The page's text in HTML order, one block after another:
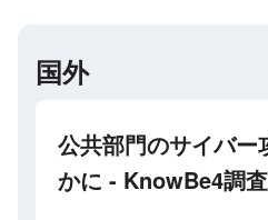
国外
公共部門のサイバー
かに - KnowBe4調査